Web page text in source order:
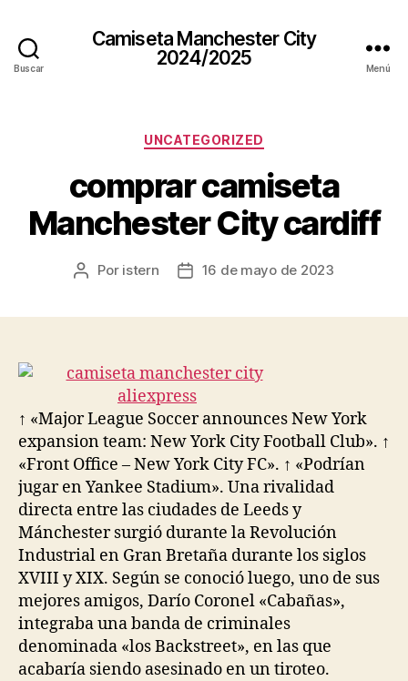
Buscar
Camiseta Manchester City
2024/2025
Menú
Categorías
UNCATEGORIZED
comprar camiseta
Manchester City cardiff
Autor
Por istern
Fecha16 de mayo de 2023
↑ «Major League Soccer announces New York
expansion team: New York City Football Club». ↑
«Front Office – New York City FC». ↑ «Podrían
jugar en Yankee Stadium». Una rivalidad
directa entre las ciudades de Leeds y
Mánchester surgió durante la Revolución
Industrial en Gran Bretaña durante los siglos
XVIII y XIX. Según se conoció luego, uno de sus
mejores amigos, Darío Coronel «Cabañas»,
integraba una banda de criminales
denominada «los Backstreet», en las que
acabaría siendo asesinado en un tiroteo.